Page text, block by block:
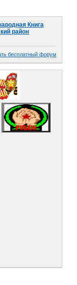
Книга
район
бесплатный форум